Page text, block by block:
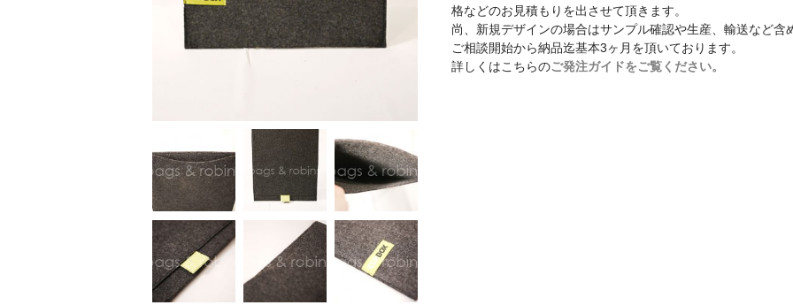
格などのお見積もりを出させて頂きます。
尚、新規デザインの場合はサンプル確認や生産、輸送など含
ご相談開始から納品迄基本3ヶ月を頂いております。
詳しくはこちらのご発注ガイドをご覧ください。